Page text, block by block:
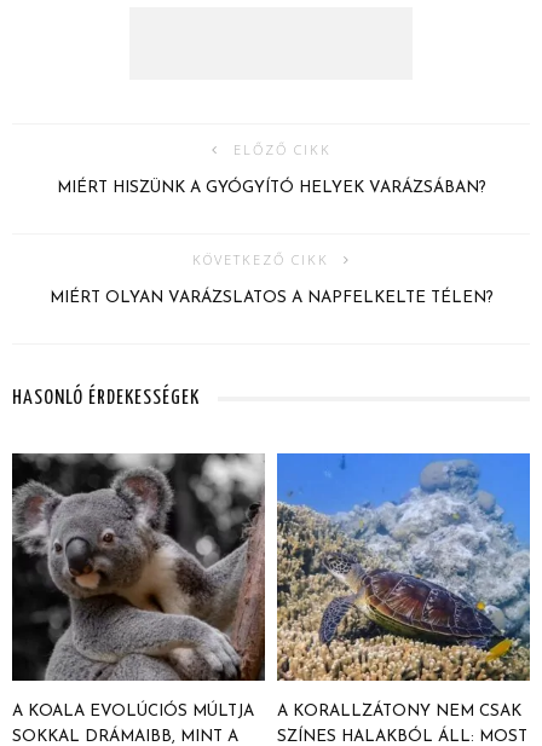
ELŐZŐ CIKK
MIÉRT HISZÜNK A GYÓGYÍTÓ HELYEK VARÁZSÁBAN?
KÖVETKEZŐ CIKK
MIÉRT OLYAN VARÁZSLATOS A NAPFELKELTE TÉLEN?
HASONLÓ ÉRDEKESSÉGEK
A KOALA EVOLÚCIÓS MÚLTJA
SOKKAL DRÁMAIBB, MINT A
A KORALLZÁTONY NEM CSAK
SZÍNES HALAKBÓL ÁLL: MOST